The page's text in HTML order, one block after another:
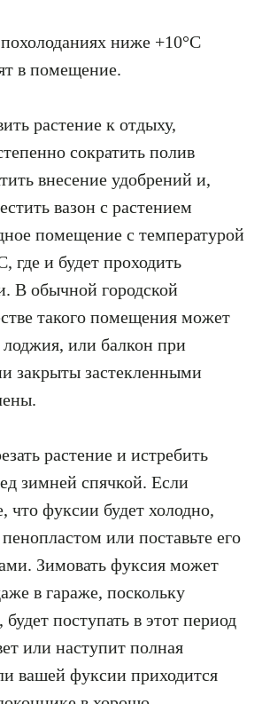
ниже +10°С
в помещение.
растение к отдыху,
сократить полив
внесение удобрений и,
вазон с растением
помещение с температурой
где и будет проходить
В обычной городской
такого помещения может
лоджия, или балкон при
закрыты застекленными
растение и истребить
зимней спячкой. Если
что фуксии будет холодно,
или поставьте его
Зимовать фуксия может
в гараже, поскольку
будет поступать в этот период
или наступит полная
вашей фуксии приходится